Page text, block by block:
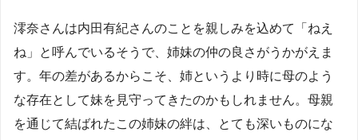
澪奈さんは内田有紀さんのことを親しみを込めて「ねえ
ね」と呼んでいるそうで、姉妹の仲の良さがうかがえま
す。年の差があるからこそ、姉というより時に母のよう
な存在として妹を見守ってきたのかもしれません。母親
を通じて結ばれたこの姉妹の絆は、とても深いものにな